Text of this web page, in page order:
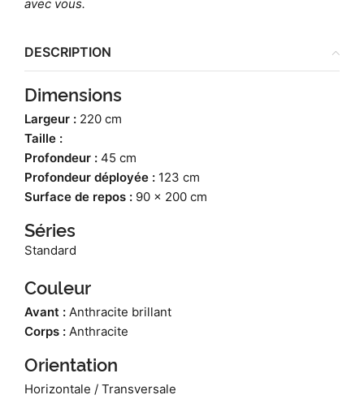
avec vous.
DESCRIPTION
Dimensions
Largeur : 220 cm
Taille :
Profondeur : 45 cm
Profondeur déployée : 123 cm
Surface de repos : 90 x 200 cm
Séries
Standard
Couleur
Avant : Anthracite brillant
Corps : Anthracite
Orientation
Horizontale / Transversale